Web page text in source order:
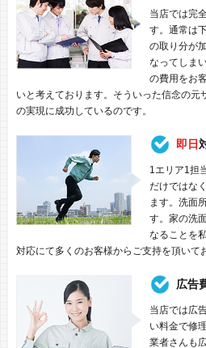
当店では完
す。通常は
の取り分が
なってしま
の費用をお
いと考えております。そういった信念の元
の実現に成功しているのです。
即日
1エリア1担
だけではな
ます。洗面
す。家の洗
なることを
対応にて多くのお客様からご支持を頂いて
広告
当店では広
い料金で修
業者さんも